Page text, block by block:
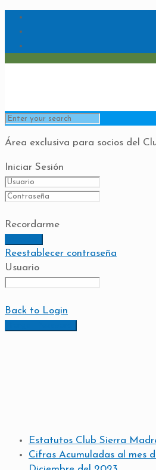
Área exclusiva para socios del
Iniciar Sesión
Recordarme
Reestablecer contraseña
Usuario
Back to Login
Estatutos Club Sierra
Cifras Acumuladas al mes